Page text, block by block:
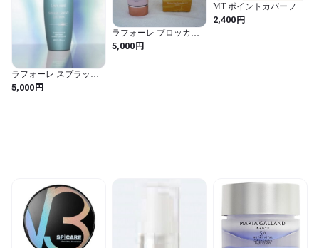
水添タロウグルタミン酸Ｎａ、カルボマー、ココイルグルタミン
酸Ｎａ、コレステロール、パラフィン、メチルパラベン、ブチル
パラベン
ラフォーレ スプラッシ
ュ シャイニー ローショ
ン
5,000円
ラフォーレ ブロッカー
デイトリートメントEＸ
5,000円
MT ポイントカバーファ
ンデーション ナチュラ
ルサンド
2,400円